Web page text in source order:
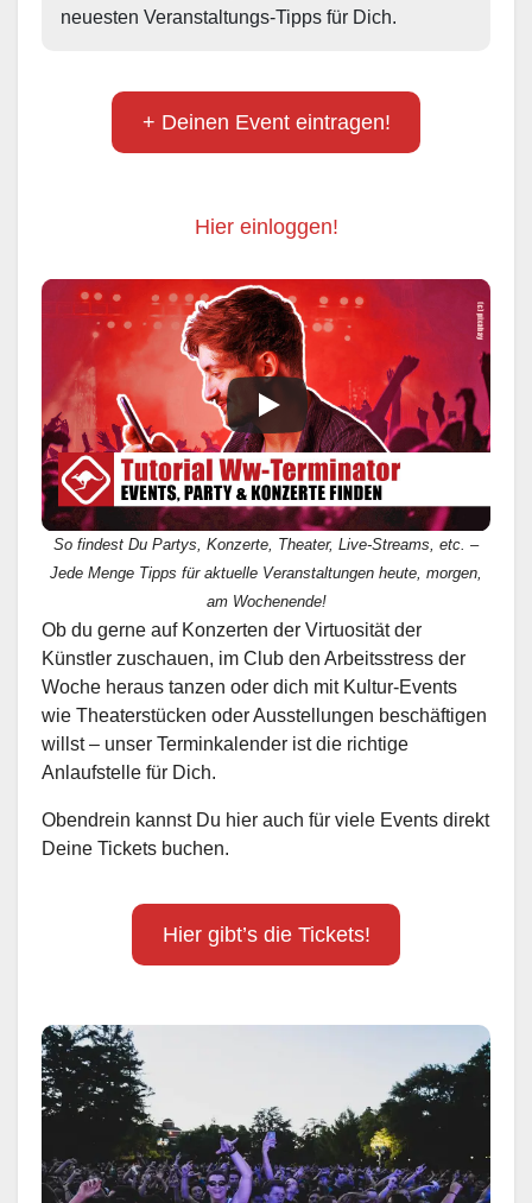
neuesten Veranstaltungs-Tipps für Dich.
+ Deinen Event eintragen!
Hier einloggen!
So findest Du Partys, Konzerte, Theater, Live-Streams, etc. –
Jede Menge Tipps für aktuelle Veranstaltungen heute, morgen,
am Wochenende!
Ob du gerne auf Konzerten der Virtuosität der
Künstler zuschauen, im Club den Arbeitsstress der
Woche heraus tanzen oder dich mit Kultur-Events
wie Theaterstücken oder Ausstellungen beschäftigen
willst – unser Terminkalender ist die richtige
Anlaufstelle für Dich.
Obendrein kannst Du hier auch für viele Events direkt
Deine Tickets buchen.
Hier gibt’s die Tickets!